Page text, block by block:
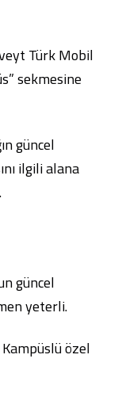
Türk Mobil
sekmesine
güncel
ilgili alana
güncel
yeterli.
özel